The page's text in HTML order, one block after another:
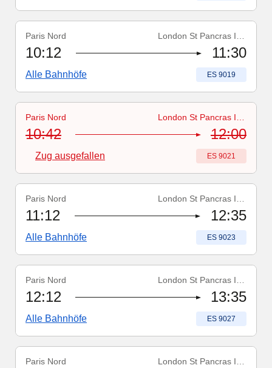
Zugnummer:
ES 9019
Paris Nord
10:12 11:30
Alle Bahnhöfe Zugnummer
ES 9019
Zugnummer:
ES 9021-Zug ausgefallen
Paris Nord
10:42 12:00
Zug ausgefallen Zugnummer
ES 9021
Zugnummer:
ES 9023
Paris Nord
11:12 12:35
Alle Bahnhöfe Zugnummer
ES 9023
Zugnummer:
ES 9027
Paris Nord
12:12 13:35
Alle Bahnhöfe Zugnummer
ES 9027
Zugnummer:
ES 9031
Paris Nord